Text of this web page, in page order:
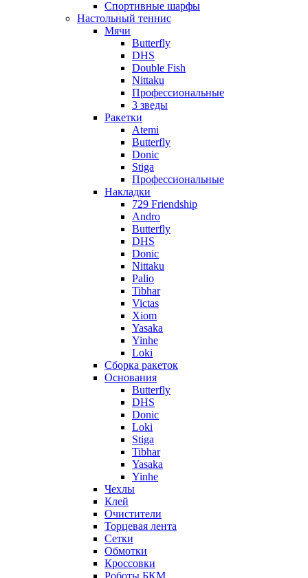
Спортивные шарфы
Настольный теннис
Мячи
Butterfly
DHS
Double Fish
Nittaku
Профессиональные
3 зведы
Ракетки
Atemi
Butterfly
Donic
Stiga
Профессиональные
Накладки
729 Friendship
Andro
Butterfly
DHS
Donic
Nittaku
Palio
Tibhar
Victas
Xiom
Yasaka
Yinhe
Loki
Сборка ракеток
Основания
Butterfly
DHS
Donic
Loki
Stiga
Tibhar
Yasaka
Yinhe
Чехлы
Клей
Очистители
Торцевая лента
Сетки
Обмотки
Кроссовки